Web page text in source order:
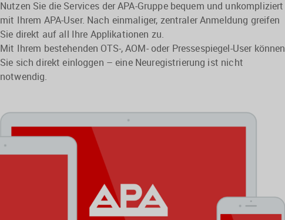
Nutzen Sie die Services der APA-Gruppe bequem und unkompliziert
mit Ihrem APA-User. Nach einmaliger, zentraler Anmeldung greifen
Sie direkt auf all Ihre Applikationen zu.
Mit Ihrem bestehenden OTS-, AOM- oder Pressespiegel-User können
Sie sich direkt einloggen – eine Neuregistrierung ist nicht
notwendig.